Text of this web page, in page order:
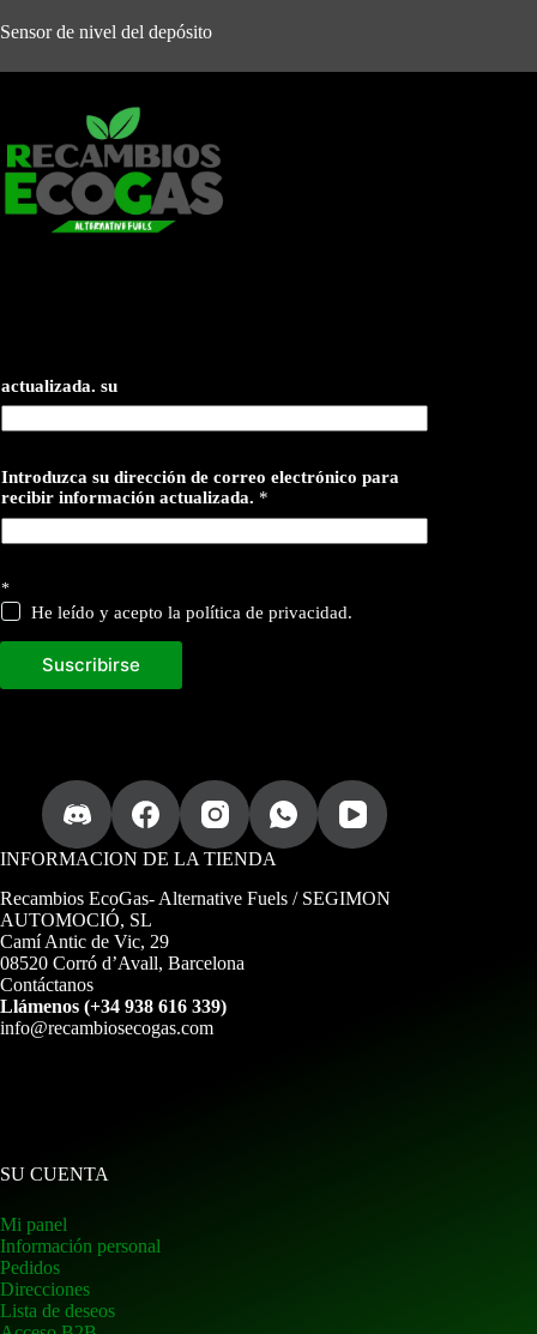
Sensor de nivel del depósito
actualizada. su
Introduzca su dirección de correo electrónico para
recibir información actualizada. *
*
He leído y acepto la política de privacidad.
Suscribirse
INFORMACION DE LA TIENDA
Recambios EcoGas- Alternative Fuels / SEGIMON
AUTOMOCIÓ, SL
Camí Antic de Vic, 29
08520 Corró d’Avall, Barcelona
Contáctanos
Llámenos (+34 938 616 339)
info@recambiosecogas.com
SU CUENTA
Mi panel
Información personal
Pedidos
Direcciones
Lista de deseos